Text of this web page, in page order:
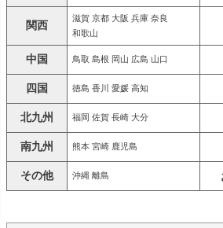
関西
滋賀 京都 大阪 兵庫 奈良
和歌山
中国 鳥取 島根 岡山 広島 山口
四国 徳島 香川 愛媛 高知
北九州 福岡 佐賀 長崎 大分
南九州 熊本 宮崎 鹿児島
その他 沖縄 離島